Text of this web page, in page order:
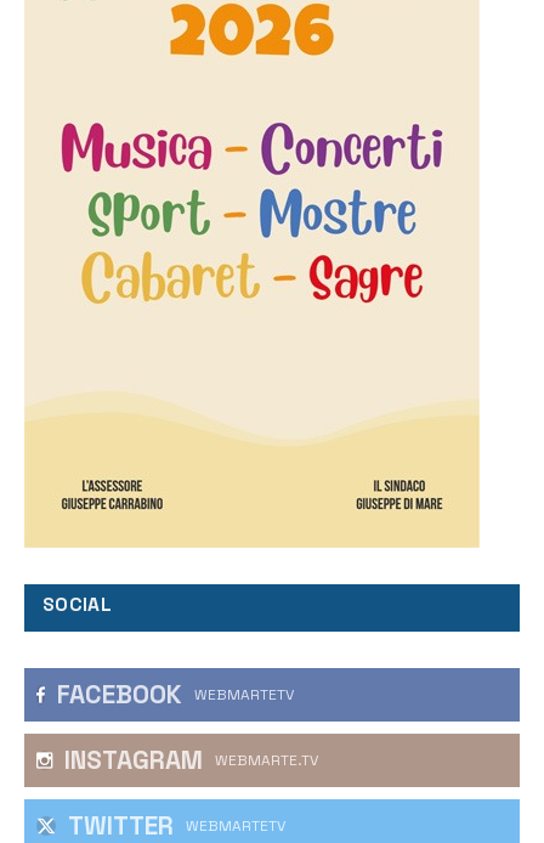
SOCIAL
FACEBOOK WEBMARTETV
INSTAGRAM WEBMARTE.TV
TWITTER WEBMARTETV